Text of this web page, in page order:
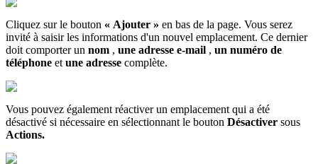
Cliquez sur le bouton « Ajouter » en bas de la page. Vous serez
invité à saisir les informations d'un nouvel emplacement. Ce dernier
doit comporter un nom , une adresse e-mail , un numéro de
téléphone et une adresse complète.
Vous pouvez également réactiver un emplacement qui a été
désactivé si nécessaire en sélectionnant le bouton Désactiver sous
Actions.